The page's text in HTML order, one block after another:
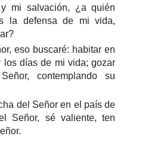
mi salvación, ¿a quién
la defensa de mi vida,
eso buscaré: habitar en
los días de mi vida; gozar
contemplando su
del Señor en el país de
Señor, sé valiente, ten